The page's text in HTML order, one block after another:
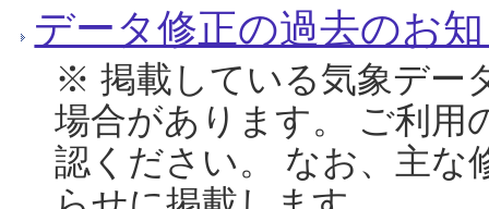
データ修正の過去のお
※ 掲載している気象デー
場合があります。 ご利用
認ください。 なお、主な